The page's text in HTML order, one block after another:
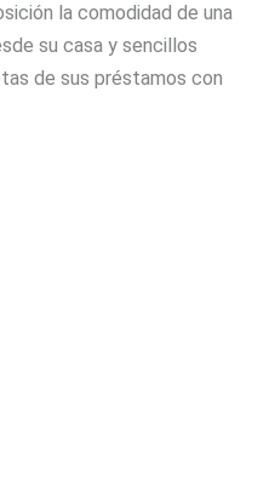
la comodidad de una
su casa y sencillos
de sus préstamos con